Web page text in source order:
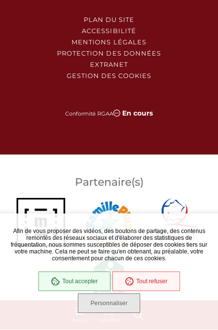
Afin de vous proposer des vidéos, des boutons de partage, des contenus
remontés des réseaux sociaux et d'élaborer des statistiques de
fréquentation, nous sommes susceptibles de déposer des cookies tiers sur
votre machine. Cela ne peut se faire qu'en obtenant, au préalable, votre
consentement pour chacun de ces cookies.
Tout accepter Tout refuser
Personnaliser
PLAN DU SITE
ACCESSIBILITÉ
MENTIONS LÉGALES
PROTECTION DES DONNÉES
EXTRANET
GESTION DES COOKIES
Conformité RGAA En cours
Partenaire(s)